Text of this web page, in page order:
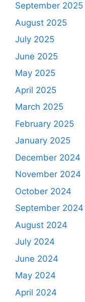
September 2025
August 2025
July 2025
June 2025
May 2025
April 2025
March 2025
February 2025
January 2025
December 2024
November 2024
October 2024
September 2024
August 2024
July 2024
June 2024
May 2024
April 2024